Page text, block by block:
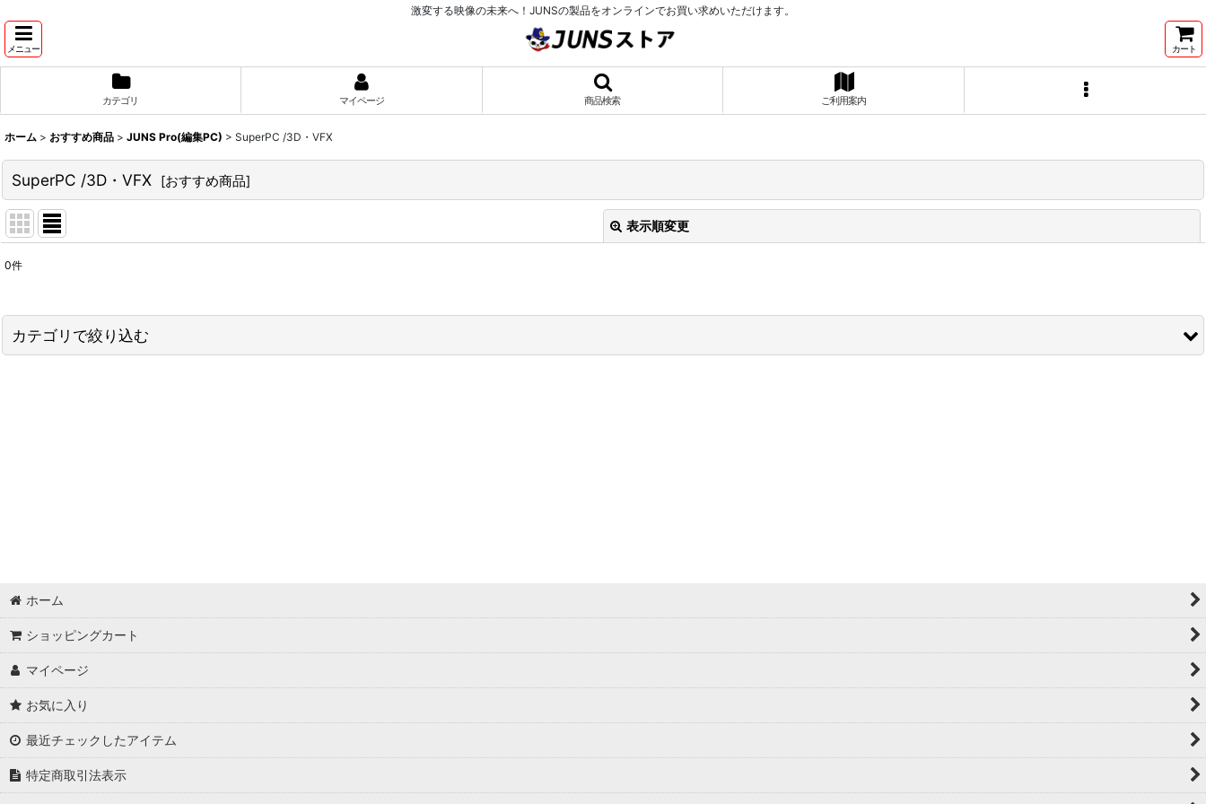
激変する映像の未来へ！JUNSの製品をオンラインでお買い求めいただけます。
メニュー カート
カテゴリ マイページ 商品検索 ご利用案内
ホーム > おすすめ商品 > JUNS Pro(編集PC) > SuperPC /3D・VFX
SuperPC /3D・VFX [おすすめ商品]
表示順変更
並び順:
0件
カテゴリで絞り込む
ホーム
ショッピングカート
マイページ
お気に入り
最近チェックしたアイテム
特定商取引法表示